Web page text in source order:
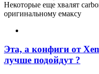
Некоторые еще хвалят
оригинальному емаксу
Эта, а конфиги от
лучше подойдут ?